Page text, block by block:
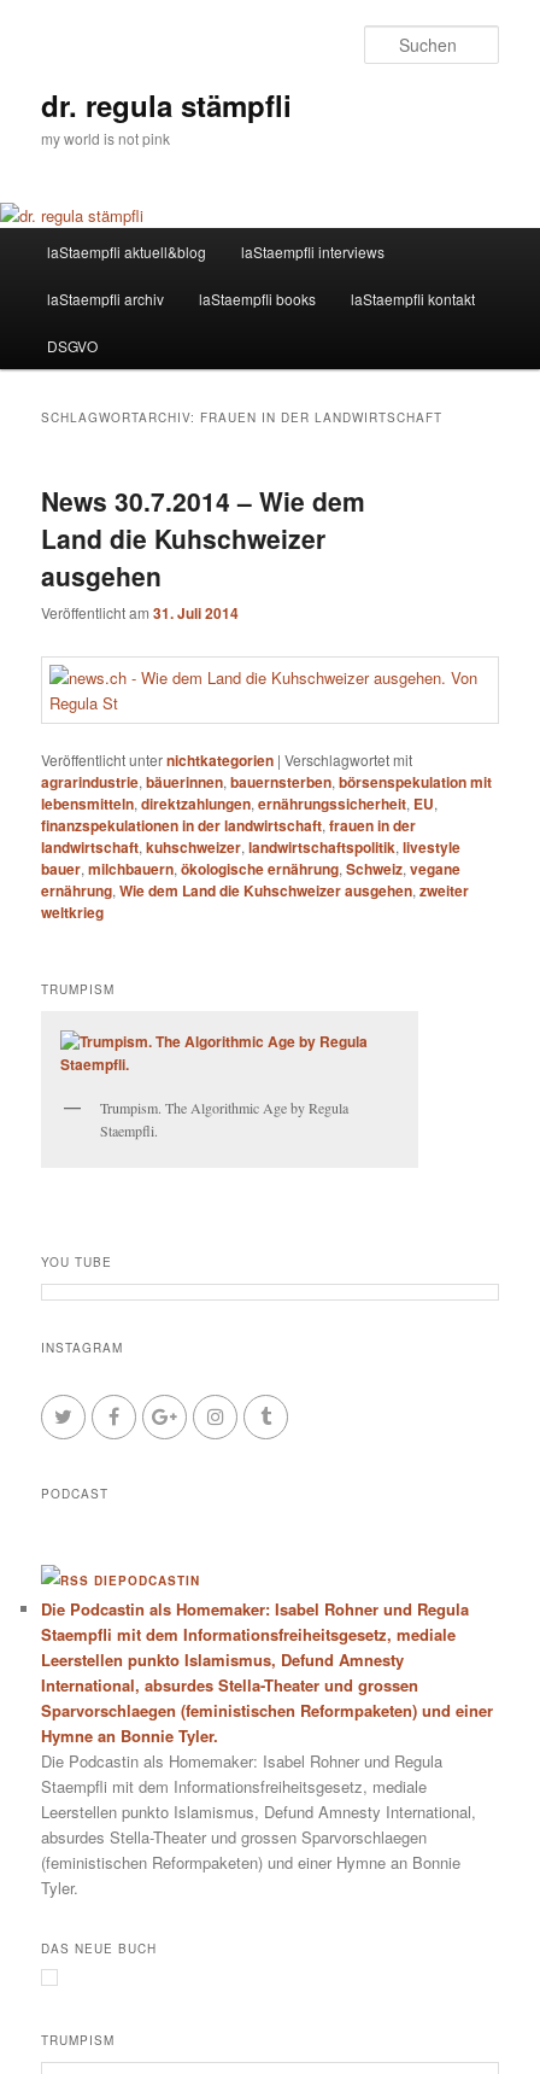
dr. regula stämpfli
my world is not pink
laStaempfli aktuell&blog laStaempfli interviews
laStaempfli archiv laStaempfli books laStaempfli kontakt
DSGVO
SCHLAGWORTARCHIV: FRAUEN IN DER LANDWIRTSCHAFT
News 30.7.2014 – Wie dem
Land die Kuhschweizer
ausgehen
Veröffentlicht am31. Juli 2014
Veröffentlicht unternichtkategorien |Verschlagwortet mit
agrarindustrie,bäuerinnen,bauernsterben,börsenspekulation mit
lebensmitteln,direktzahlungen,ernährungssicherheit, EU,
finanzspekulationen in der landwirtschaft,frauen in der
landwirtschaft,kuhschweizer,landwirtschaftspolitik,livestyle
bauer,milchbauern,ökologische ernährung,Schweiz,vegane
ernährung,Wie dem Land die Kuhschweizer ausgehen,zweiter
weltkrieg
TRUMPISM
Trumpism. The Algorithmic Age by Regula
Staempfli.
YOU TUBE
INSTAGRAM
PODCAST
DIEPODCASTIN
Die Podcastin als Homemaker: Isabel Rohner und Regula
Staempfli mit dem Informationsfreiheitsgesetz, mediale
Leerstellen punkto Islamismus, Defund Amnesty
International, absurdes Stella-Theater und grossen
Sparvorschlaegen (feministischen Reformpaketen) und einer
Hymne an Bonnie Tyler.
Die Podcastin als Homemaker: Isabel Rohner und Regula
Staempfli mit dem Informationsfreiheitsgesetz, mediale
Leerstellen punkto Islamismus, Defund Amnesty International,
absurdes Stella-Theater und grossen Sparvorschlaegen
(feministischen Reformpaketen) und einer Hymne an Bonnie
Tyler.
DAS NEUE BUCH
TRUMPISM